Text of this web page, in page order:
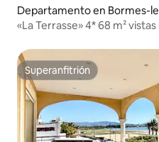
Departamento en Bormes-
«La Terrasse» 4* 68 m²
Superanfitrión
Superanfitrión